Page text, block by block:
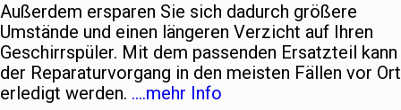
Außerdem ersparen Sie sich dadurch größere
Umstände und einen längeren Verzicht auf Ihren
Geschirrspüler. Mit dem passenden Ersatzteil kann
der Reparaturvorgang in den meisten Fällen vor Ort
erledigt werden. ….mehr Info